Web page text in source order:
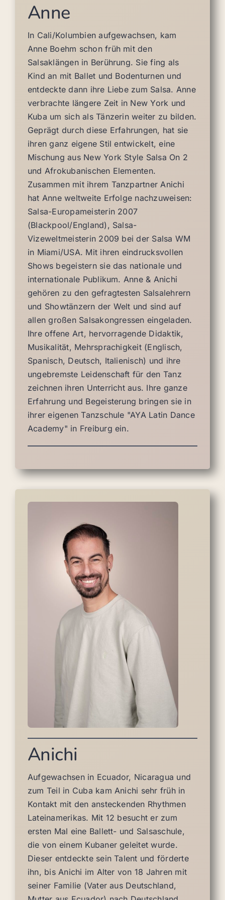
Anne
In Cali/Kolumbien aufgewachsen, kam
Anne Boehm schon früh mit den
Salsaklängen in Berührung. Sie fing als
Kind an mit Ballet und Bodenturnen und
entdeckte dann ihre Liebe zum Salsa. Anne
verbrachte längere Zeit in New York und
Kuba um sich als Tänzerin weiter zu bilden.
Geprägt durch diese Erfahrungen, hat sie
ihren ganz eigene Stil entwickelt, eine
Mischung aus New York Style Salsa On 2
und Afrokubanischen Elementen.
Zusammen mit ihrem Tanzpartner Anichi
hat Anne weltweite Erfolge nachzuweisen:
Salsa-Europameisterin 2007
(Blackpool/England), Salsa-
Vizeweltmeisterin 2009 bei der Salsa WM
in Miami/USA. Mit ihren eindrucksvollen
Shows begeistern sie das nationale und
internationale Publikum. Anne & Anichi
gehören zu den gefragtesten Salsalehrern
und Showtänzern der Welt und sind auf
allen großen Salsakongressen eingeladen.
Ihre offene Art, hervorragende Didaktik,
Musikalität, Mehrsprachigkeit (Englisch,
Spanisch, Deutsch, Italienisch) und ihre
ungebremste Leidenschaft für den Tanz
zeichnen ihren Unterricht aus. Ihre ganze
Erfahrung und Begeisterung bringen sie in
ihrer eigenen Tanzschule "AYA Latin Dance
Academy" in Freiburg ein.
Anichi
Aufgewachsen in Ecuador, Nicaragua und
zum Teil in Cuba kam Anichi sehr früh in
Kontakt mit den ansteckenden Rhythmen
Lateinamerikas. Mit 12 besucht er zum
ersten Mal eine Ballett- und Salsaschule,
die von einem Kubaner geleitet wurde.
Dieser entdeckte sein Talent und förderte
ihn, bis Anichi im Alter von 18 Jahren mit
seiner Familie (Vater aus Deutschland,